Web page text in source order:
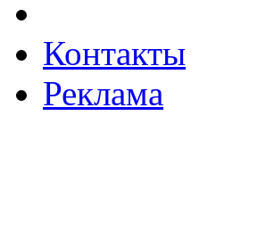
Контакты
Реклама